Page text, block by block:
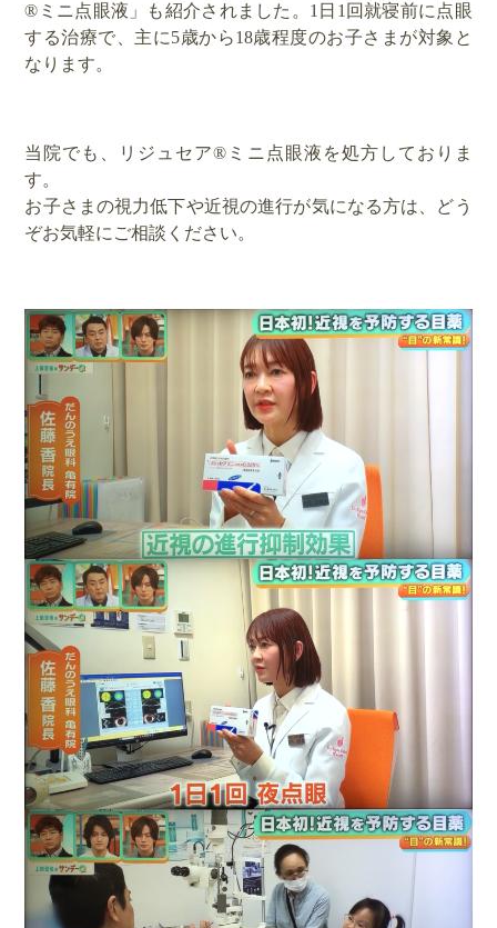
®ミニ点眼液」も紹介されました。1日1回就寝前に点眼
する治療で、主に5歳から18歳程度のお子さまが対象と
なります。
当院でも、リジュセア®ミニ点眼液を処方しておりま
す。
お子さまの視力低下や近視の進行が気になる方は、どう
ぞお気軽にご相談ください。